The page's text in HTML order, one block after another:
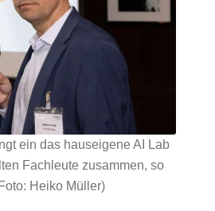
ein das hauseigene AI Lab
Fachleute zusammen, so
Heiko Müller)